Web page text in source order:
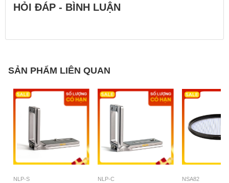
HỎI ĐÁP - BÌNH LUẬN
SẢN PHẨM LIÊN QUAN
NLP-S NLP-C NSA82